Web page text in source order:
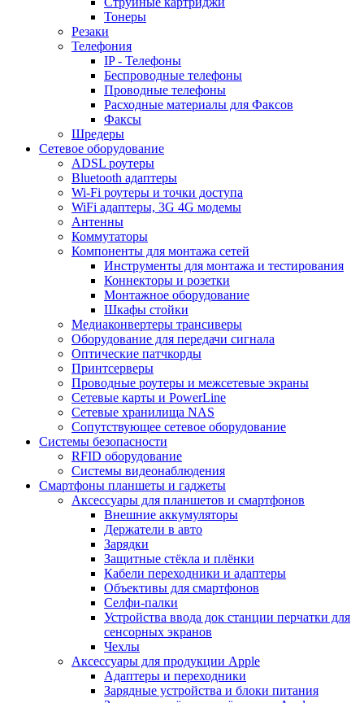
Тонеры
Резаки
Телефония
IP - Телефоны
Беспроводные телефоны
Проводные телефоны
Расходные материалы для Факсов
Факсы
Шредеры
Сетевое оборудование
ADSL роутеры
Bluetooth адаптеры
Wi-Fi роутеры и точки доступа
WiFi адаптеры, 3G 4G модемы
Антенны
Коммутаторы
Компоненты для монтажа сетей
Инструменты для монтажа и тестирования
Коннекторы и розетки
Монтажное оборудование
Шкафы стойки
Медиаконвертеры трансиверы
Оборудование для передачи сигнала
Оптические патчкорды
Принтсерверы
Проводные роутеры и межсетевые экраны
Сетевые карты и PowerLine
Сетевые хранилища NAS
Сопутствующее сетевое оборудование
Системы безопасности
RFID оборудование
Системы видеонаблюдения
Смартфоны планшеты и гаджеты
Аксессуары для планшетов и смартфонов
Внешние аккумуляторы
Держатели в авто
Зарядки
Защитные стёкла и плёнки
Кабели переходники и адаптеры
Объективы для смартфонов
Селфи-палки
Устройства ввода док станции перчатки для
сенсорных экранов
Чехлы
Аксессуары для продукции Apple
Адаптеры и переходники
Зарядные устройства и блоки питания